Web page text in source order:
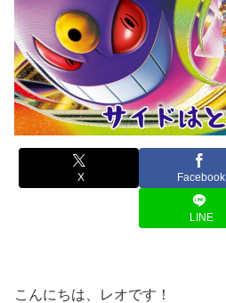
X Facebook
LINE
こんにちは、レオです！